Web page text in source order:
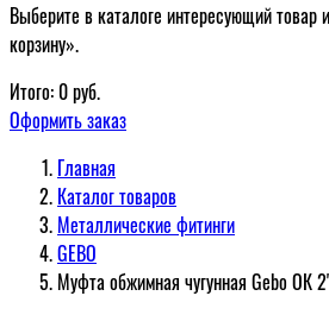
Выберите в каталоге интересующий товар
корзину».
Итого: 0руб.
Оформить заказ
Главная
Каталог товаров
Металлические фитинги
GEBO
Муфта обжимная чугунная Gebo ОК